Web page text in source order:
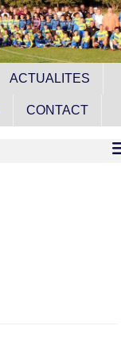
ACTUALITES
CONTACT